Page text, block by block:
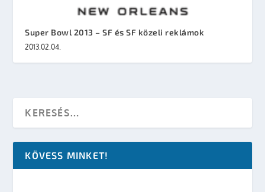
Super Bowl 2013 – SF és SF közeli reklámok
2013.02.04.
KÖVESS MINKET!